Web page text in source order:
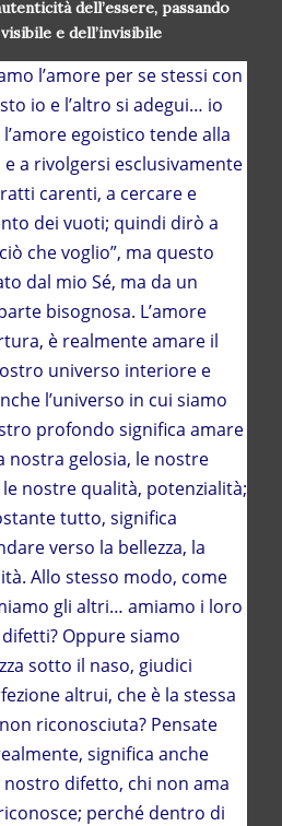
dell’essere, passando
e dell’invisibile
l’amore per se stessi con
io e l’altro si adegui… io
egoistico tende alla
a rivolgersi esclusivamente
carenti, a cercare e
dei vuoti; quindi dirò a
che voglio”, ma questo
dal mio Sé, ma da un
bisognosa. L’amore
è realmente amare il
universo interiore e
l’universo in cui siamo
profondo significa amare
nostra gelosia, le nostre
nostre qualità, potenzialità;
tutto, significa
verso la bellezza, la
Allo stesso modo, come
gli altri… amiamo i loro
Oppure siamo
sotto il naso, giudici
altrui, che è la stessa
riconosciuta? Pensate
significa anche
difetto, chi non ama
perché dentro di